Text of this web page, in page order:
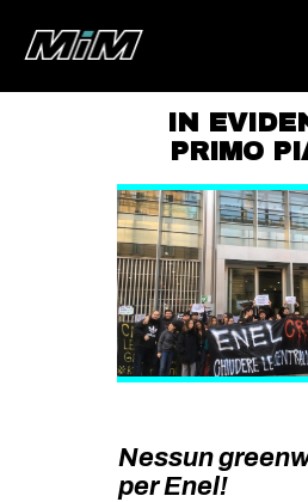
HOME
ABOUT
AREA
GAZA
CSOA
STUDENTI
IN
PRIMO
Nessun
per Enel!